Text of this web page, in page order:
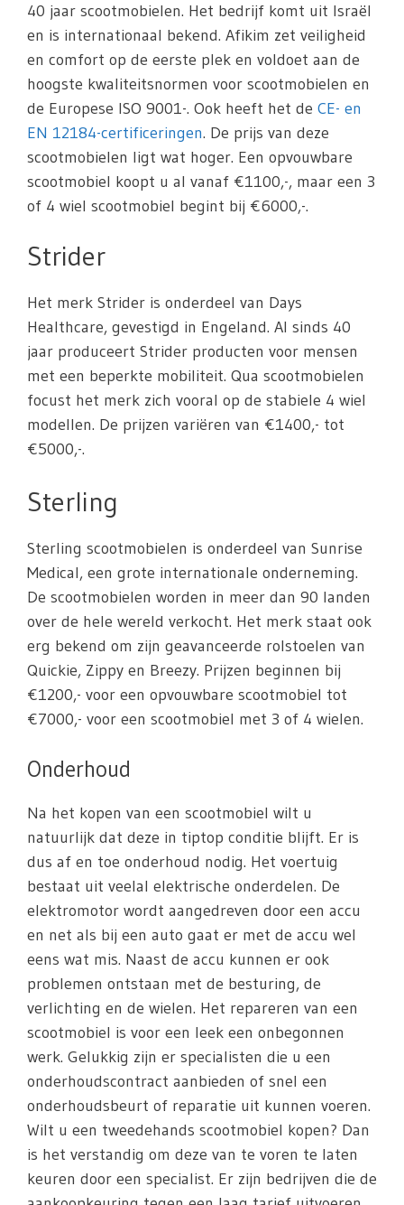
40 jaar scootmobielen. Het bedrijf komt uit Israël
en is internationaal bekend. Afikim zet veiligheid
en comfort op de eerste plek en voldoet aan de
hoogste kwaliteitsnormen voor scootmobielen en
de Europese ISO 9001-. Ook heeft het de CE- en
EN 12184-certificeringen. De prijs van deze
scootmobielen ligt wat hoger. Een opvouwbare
scootmobiel koopt u al vanaf €1100,-, maar een 3
of 4 wiel scootmobiel begint bij €6000,-.
Strider
Het merk Strider is onderdeel van Days
Healthcare, gevestigd in Engeland. Al sinds 40
jaar produceert Strider producten voor mensen
met een beperkte mobiliteit. Qua scootmobielen
focust het merk zich vooral op de stabiele 4 wiel
modellen. De prijzen variëren van €1400,- tot
€5000,-.
Sterling
Sterling scootmobielen is onderdeel van Sunrise
Medical, een grote internationale onderneming.
De scootmobielen worden in meer dan 90 landen
over de hele wereld verkocht. Het merk staat ook
erg bekend om zijn geavanceerde rolstoelen van
Quickie, Zippy en Breezy. Prijzen beginnen bij
€1200,- voor een opvouwbare scootmobiel tot
€7000,- voor een scootmobiel met 3 of 4 wielen.
Onderhoud
Na het kopen van een scootmobiel wilt u
natuurlijk dat deze in tiptop conditie blijft. Er is
dus af en toe onderhoud nodig. Het voertuig
bestaat uit veelal elektrische onderdelen. De
elektromotor wordt aangedreven door een accu
en net als bij een auto gaat er met de accu wel
eens wat mis. Naast de accu kunnen er ook
problemen ontstaan met de besturing, de
verlichting en de wielen. Het repareren van een
scootmobiel is voor een leek een onbegonnen
werk. Gelukkig zijn er specialisten die u een
onderhoudscontract aanbieden of snel een
onderhoudsbeurt of reparatie uit kunnen voeren.
Wilt u een tweedehands scootmobiel kopen? Dan
is het verstandig om deze van te voren te laten
keuren door een specialist. Er zijn bedrijven die de